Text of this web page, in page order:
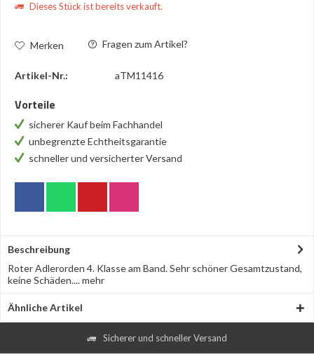
Dieses Stück ist bereits verkauft.
Merken Fragen zum Artikel?
Artikel-Nr.: aTM11416
Vorteile
sicherer Kauf beim Fachhandel
unbegrenzte Echtheitsgarantie
schneller und versicherter Versand
Beschreibung
Roter Adlerorden 4. Klasse am Band. Sehr schöner Gesamtzustand,
keine Schäden....mehr
Ähnliche Artikel
Sicherer und schneller Versand